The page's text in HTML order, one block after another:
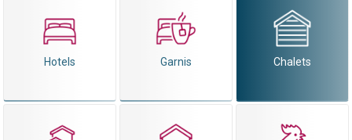
Hotels Garnis Chalets